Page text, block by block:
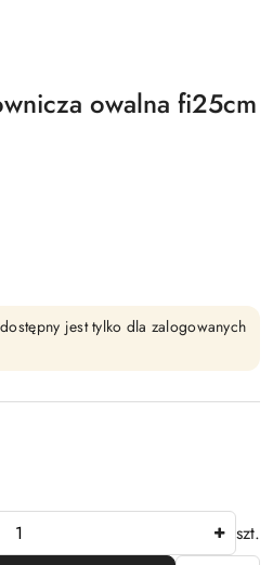
owalna fi25cm
jest tylko dla zalogowanych
szt.